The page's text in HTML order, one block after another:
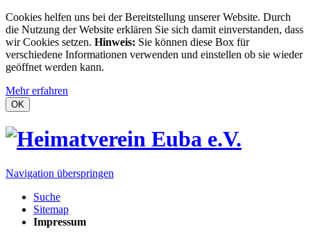
Cookies helfen uns bei der Bereitstellung unserer Website. Durch
die Nutzung der Website erklären Sie sich damit einverstanden, dass
wir Cookies setzen. Hinweis: Sie können diese Box für
verschiedene Informationen verwenden und einstellen ob sie wieder
geöffnet werden kann.
Mehr erfahren
OK
Navigation überspringen
Suche
Sitemap
Impressum